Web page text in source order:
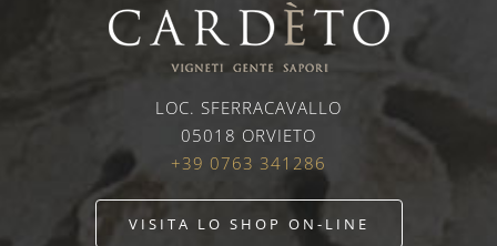
LOC. SFERRACAVALLO
05018 ORVIETO
+39 0763 341286
VISITA LO SHOP ON-LINE